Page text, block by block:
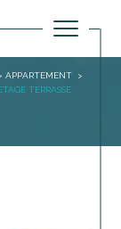
APPARTEMENT
TERRASSE